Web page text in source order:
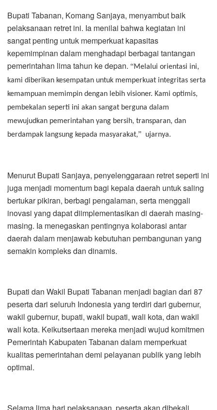
Bupati Tabanan, Komang Sanjaya, menyambut baik
pelaksanaan retret ini. Ia menilai bahwa kegiatan ini
sangat penting untuk memperkuat kapasitas
kepemimpinan dalam menghadapi berbagai tantangan
pemerintahan lima tahun ke depan. “Melalui orientasi ini,
kami diberikan kesempatan untuk memperkuat integritas serta
kemampuan memimpin dengan lebih visioner. Kami optimis,
pembekalan seperti ini akan sangat berguna dalam
mewujudkan pemerintahan yang bersih, transparan, dan
berdampak langsung kepada masyarakat,” ujarnya.
Menurut Bupati Sanjaya, penyelenggaraan retret seperti ini
juga menjadi momentum bagi kepala daerah untuk saling
bertukar pikiran, berbagi pengalaman, serta menggali
inovasi yang dapat diimplementasikan di daerah masing-
masing. Ia menegaskan pentingnya kolaborasi antar
daerah dalam menjawab kebutuhan pembangunan yang
semakin kompleks dan dinamis.
Bupati dan Wakil Bupati Tabanan menjadi bagian dari 87
peserta dari seluruh Indonesia yang terdiri dari gubernur,
wakil gubernur, bupati, wakil bupati, wali kota, dan wakil
wali kota. Keikutsertaan mereka menjadi wujud komitmen
Pemerintah Kabupaten Tabanan dalam memperkuat
kualitas pemerintahan demi pelayanan publik yang lebih
optimal.